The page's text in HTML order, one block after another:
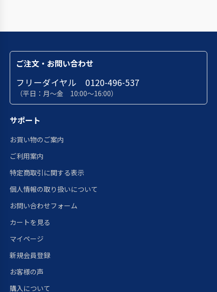
ご注文・お問い合わせ
フリーダイヤル 0120-496-537
（平日：月～金 10:00～16:00）
サポート
お買い物のご案内
ご利用案内
特定商取引に関する表示
個人情報の取り扱いについて
お問い合わせフォーム
カートを見る
マイページ
新規会員登録
お客様の声
購入について